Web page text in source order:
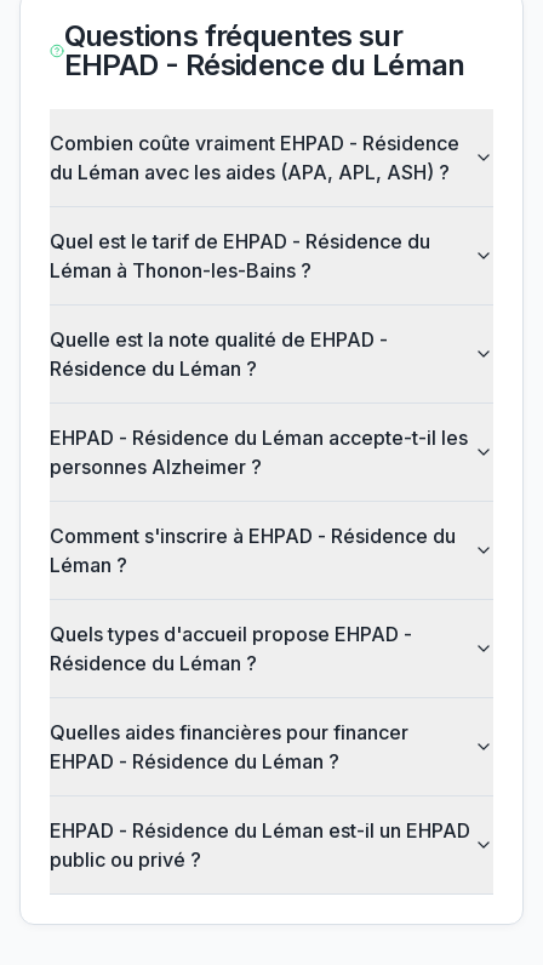
Questions fréquentes sur
EHPAD - Résidence du Léman
Combien coûte vraiment EHPAD - Résidence
du Léman avec les aides (APA, APL, ASH) ?
Quel est le tarif de EHPAD - Résidence du
Léman à Thonon-les-Bains ?
Quelle est la note qualité de EHPAD -
Résidence du Léman ?
EHPAD - Résidence du Léman accepte-t-il les
personnes Alzheimer ?
Comment s'inscrire à EHPAD - Résidence du
Léman ?
Quels types d'accueil propose EHPAD -
Résidence du Léman ?
Quelles aides financières pour financer
EHPAD - Résidence du Léman ?
EHPAD - Résidence du Léman est-il un EHPAD
public ou privé ?